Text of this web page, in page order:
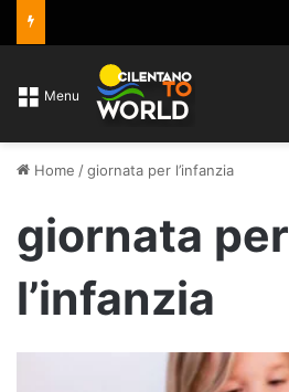
Menu
Home /giornata per l’infanzia
giornata per
l’infanzia